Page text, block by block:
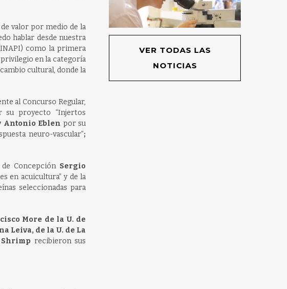
valor por medio de la
hablar desde nuestra
como la primera
en la categoría
cultural, donde la
al Concurso Regular,
su proyecto “Injertos
Antonio Eblen por su
neuro-vascular”;
Concepción Sergio
en acuicultura” y de la
seleccionadas para
More de la U. de
Leiva, de la U. de La
recibieron sus
VER TODAS LAS
NOTICIAS